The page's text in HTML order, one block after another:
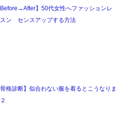
Before→After】50代女性へファッションレ
スン センスアップする方法
骨格診断】似合わない服を着るとこうなりま